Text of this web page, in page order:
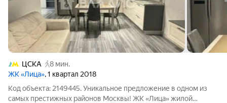
ЦСКА
8 мин.
ЖК «Лица», 1 квартал 2018
Код объекта: 2149445. Уникальное предложение в одном из
самых престижных районов Москвы! ЖК «Лица» жилой